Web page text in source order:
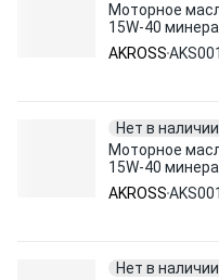
Моторное
15W-40
AKROSS
Нет в наличии
Моторное
15W-40
AKROSS
Нет в наличии